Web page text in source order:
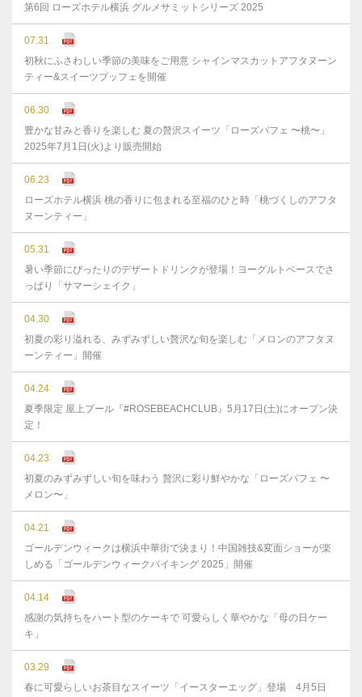
第6回 ローズホテル横浜 グルメサミットシリーズ 2025
07.31
初秋にふさわしい季節の美味をご用意 シャインマスカットアフタヌーン
ティー&スイーツブッフェを開催
06.30
豊かな⽢みと⾹りを楽しむ 夏の贅沢スイーツ「ローズパフェ 〜桃〜」
2025年7⽉1⽇(⽕)より販売開始
06.23
ローズホテル横浜 桃の香りに包まれる至福のひと時「桃づくしのアフタ
ヌーンティー」
05.31
暑い季節にぴったりのデザートドリンクが登場！ヨーグルトベースでさ
っぱり「サマーシェイク」
04.30
初夏の彩り溢れる、みずみずしい贅沢な旬を楽しむ「メロンのアフタヌ
ーンティー」開催
04.24
夏季限定 屋上プール『#ROSEBEACHCLUB』5月17日(土)にオープン決
定！
04.23
初夏のみずみずしい旬を味わう 贅沢に彩り鮮やかな「ローズパフェ 〜
メロン〜」
04.21
ゴールデンウィークは横浜中華街で決まり！中国雑技&変面ショーが楽
しめる「ゴールデンウィークバイキング 2025」開催
04.14
感謝の気持ちをハート型のケーキで 可愛らしく華やかな「母の日ケー
キ」
03.29
春に可愛らしいお茶目なスイーツ「イースターエッグ」登場 4月5日